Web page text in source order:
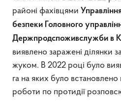
районі фахівцями
безпеки Головного
Держпродспоживслужби в
виявлено заражені ділянки
жуком. В 2022 році було
га на яких було
роботи по протидії